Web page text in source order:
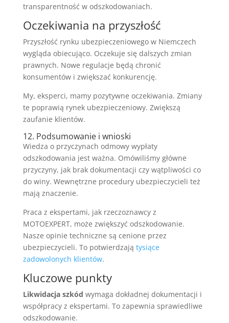
transparentność w odszkodowaniach.
Oczekiwania na przyszłość
Przyszłość rynku ubezpieczeniowego w Niemczech
wygląda obiecująco. Oczekuje się dalszych zmian
prawnych. Nowe regulacje będą chronić
konsumentów i zwiększać konkurencję.
My, eksperci, mamy pozytywne oczekiwania. Zmiany
te poprawią rynek ubezpieczeniowy. Zwiększą
zaufanie klientów.
12. Podsumowanie i wnioski
Wiedza o przyczynach odmowy wypłaty
odszkodowania jest ważna. Omówiliśmy główne
przyczyny, jak brak dokumentacji czy wątpliwości co
do winy. Wewnętrzne procedury ubezpieczycieli też
mają znaczenie.
Praca z ekspertami, jak rzeczoznawcy z
MOTOEXPERT, może zwiększyć odszkodowanie.
Nasze opinie techniczne są cenione przez
ubezpieczycieli. To potwierdzają tysiące
zadowolonych klientów.
Kluczowe punkty
Likwidacja szkód wymaga dokładnej dokumentacji i
współpracy z ekspertami. To zapewnia sprawiedliwe
odszkodowanie.